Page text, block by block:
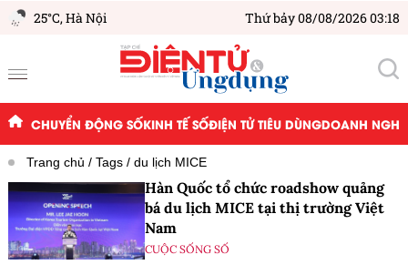
25°C,Hà Nội Thứ bảy 08/08/2026 03:18
CHUYỂN ĐỘNG SỐKINH TẾ SỐĐIỆN TỬ TIÊU DÙNGDOANH
Trang chủ Tags du lịch MICE
Hàn Quốc tổ chức roadshow quảng
bá du lịch MICE tại thị trường Việt
Nam
CUỘC SỐNG SỐ